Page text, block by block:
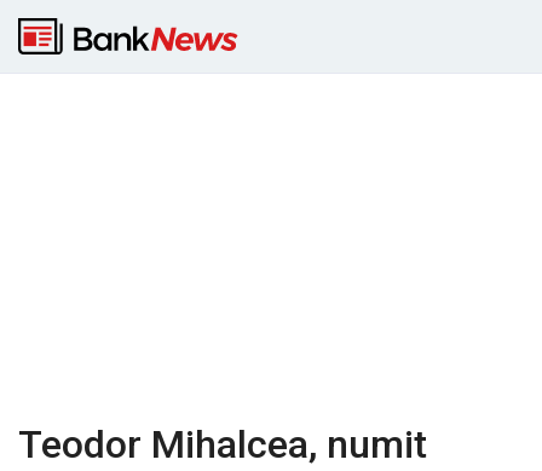
Teodor Mihalcea, numit